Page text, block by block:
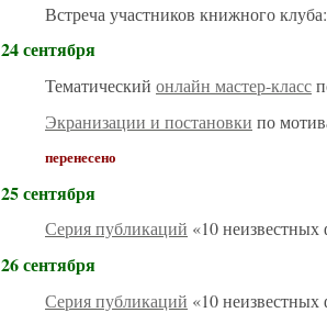
Встреча участников книжного
24 сентября
Тематический онлайн мастер-класс
Экранизации и постановки по
перенесено
25 сентября
Серия публикаций «10
26 сентября
Серия публикаций «10